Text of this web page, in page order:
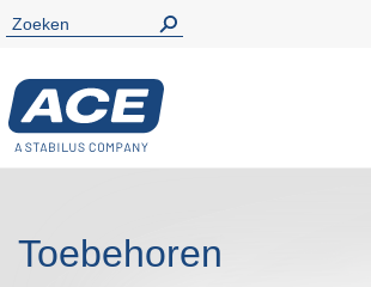
Toebehoren